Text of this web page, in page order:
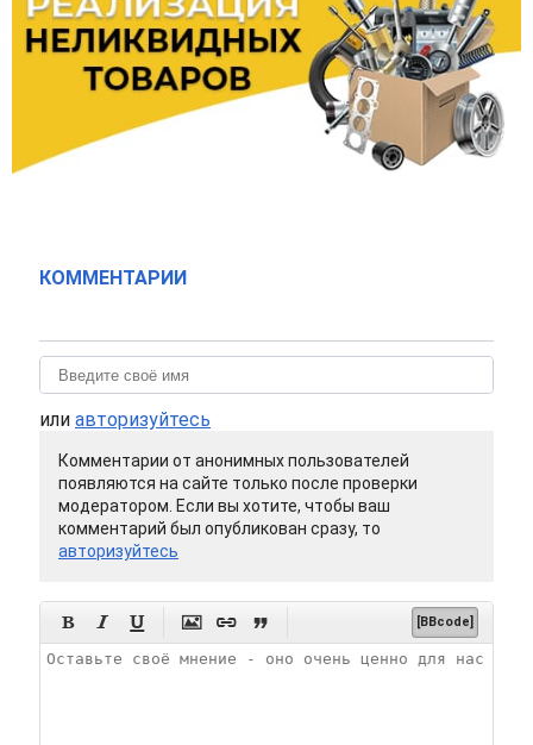
КОММЕНТАРИИ
или авторизуйтесь
Комментарии от анонимных пользователей
появляются на сайте только после проверки
модератором. Если вы хотите, чтобы ваш
комментарий был опубликован сразу, то
авторизуйтесь
      [BBcode]